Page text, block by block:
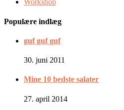
Workshop
Populære indlæg
guf guf guf
30. juni 2011
Mine 10 bedste salater
27. april 2014